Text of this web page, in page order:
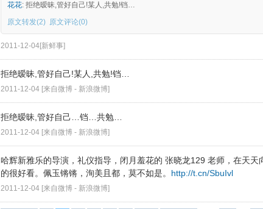
花花: 拒绝暧昧,管好自己!某人,共勉!铛…
原文转发(2) 原文评论(0)
2011-12-04[新鲜事]
拒绝暧昧,管好自己!某人,共勉!铛…
2011-12-04 [来自微博 - 新浪微博]
拒绝暧昧,管好自己…铛…共勉…
2011-12-04 [来自微博 - 新浪微博]
哈辉新雅乐的导演，礼仪指导，闭月羞花的 张晓龙129 老师，在天
的很好看。佩玉锵锵，洵美且都，莫不如是。 http://t.cn/SbuIvl
2011-12-04 [来自微博 - 新浪微博]